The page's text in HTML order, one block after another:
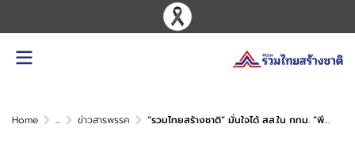
Home ... ข่าวสารพรรค “รวมไทยสร้างชาติ” มั่นใจได้ สส.ใน กทม. “พีระพันธุ์” เตรียมเปิดข้อมูล “กลุ่มทุนกินรวบ” กลางเวทีปราศรัยใหญ่ “เบอร์ 6 ไม่โกหก พลิกโฉมประเทศ” อังคารนี้